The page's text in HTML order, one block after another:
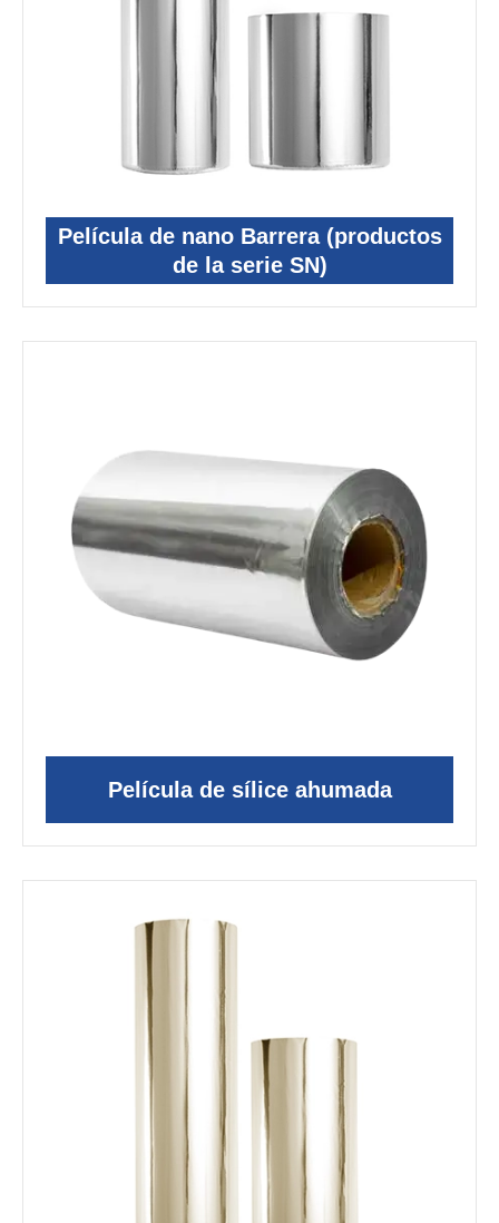
Película de nano Barrera (productos
de la serie SN)
Película de sílice ahumada